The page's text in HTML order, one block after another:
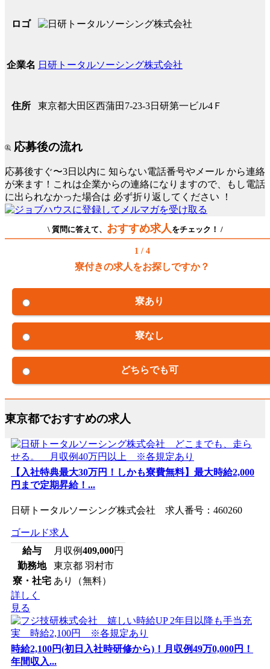
ロゴ
企業名 日研トータルソーシング株式会社
住所 東京都大田区西蒲田7-23-3日研第一ビル4Ｆ
応募後の流れ
応募後すぐ〜3日以内に 知らない電話番号やメール から連絡
が来ます！これは企業からの連絡になりますので、もし電話
に出られなかった場合は 必ず折り返してください ！
\ 質問に答えて、 おすすめ求人をチェック！ /
1 / 4
寮付きの求人をお探しですか？
寮あり
寮なし
どちらでも可
東京都でおすすめの求人
【入社特典最大30万円！しかも寮費無料】最大時給2,000
円まで定期昇給！...
日研トータルソーシング株式会社 求人番号：460260
ゴールド求人
給与
月収例409,000円
勤務地
東京都 羽村市
寮・社宅 あり（無料）
詳しく
見る
時給2,100円(初日入社時研修から)！月収例49万0,000円！
年間収入...